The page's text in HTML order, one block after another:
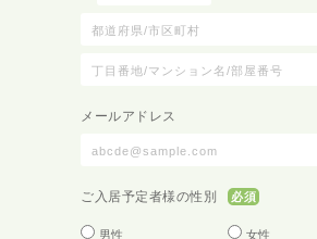
メールアドレス
ご入居予定者様の性別 必須
男性 女性